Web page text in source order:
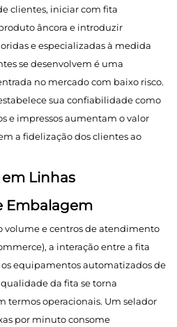
clientes, iniciar com fita
âncora e introduzir
e especializadas à medida
se desenvolvem é uma
no mercado com baixo risco.
sua confiabilidade como
e impressos aumentam o valor
a fidelização dos clientes ao
Linhas
Embalagem
volume e centros de atendimento
a interação entre a fita
equipamentos automatizados de
da fita se torna
termos operacionais. Um selador
por minuto consome